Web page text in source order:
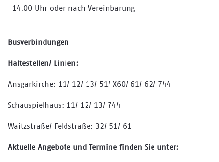
-14.00 Uhr oder nach Vereinbarung
Busverbindungen
Haltestellen/ Linien:
Ansgarkirche: 11/ 12/ 13/ 51/ X60/ 61/ 62/ 744
Schauspielhaus: 11/ 12/ 13/ 744
Waitzstraße/ Feldstraße: 32/ 51/ 61
Aktuelle Angebote und Termine finden Sie unter: